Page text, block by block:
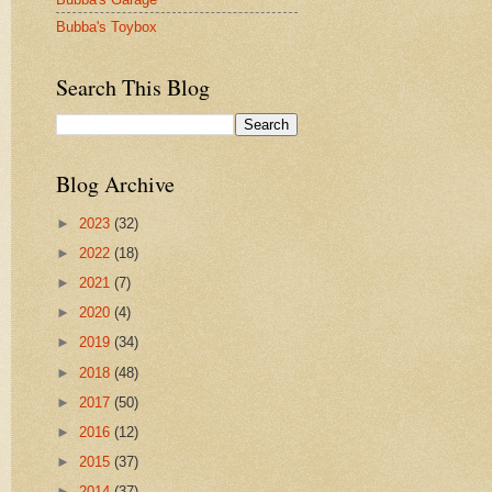
Bubba's Toybox
Search This Blog
Blog Archive
► 2023 (32)
► 2022 (18)
► 2021 (7)
► 2020 (4)
► 2019 (34)
► 2018 (48)
► 2017 (50)
► 2016 (12)
► 2015 (37)